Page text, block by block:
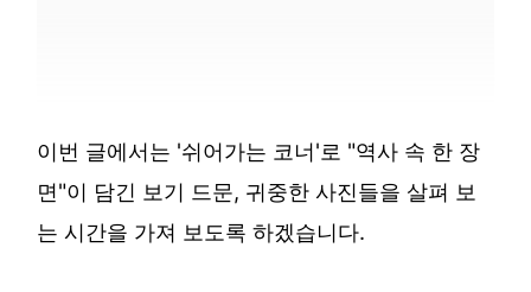
이번 글에서는 '쉬어가는 코너'로 "역사 속 한 장
면"이 담긴 보기 드문, 귀중한 사진들을 살펴 보
는 시간을 가져 보도록 하겠습니다.